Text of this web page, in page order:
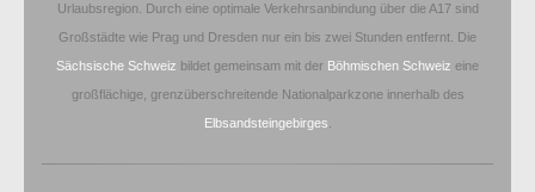
Urlaubsregion. Durch eine optimale Verkehrsanbindung über die A17 sind
Großstädte wie Prag und Dresden nur ein bis zwei Stunden entfernt. Die
Sächsische Schweiz bildet gemeinsam mit der Böhmischen Schweiz eine
großflächige, grenzüberschreitende Nationalparkzone innerhalb des
Elbsandsteingebirges